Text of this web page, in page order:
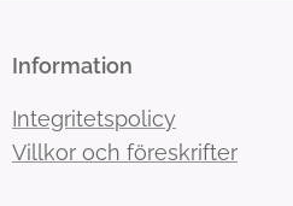
Information
Integritetspolicy
Villkor och föreskrifter